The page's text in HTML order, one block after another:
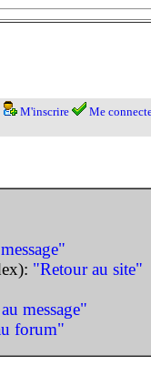
M'inscrire Me
"Retour au site"
message"
forum"